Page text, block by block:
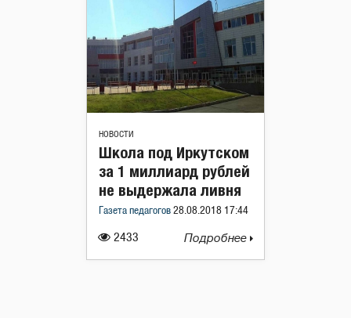
НОВОСТИ
2433
Школа под Иркутском
за 1 миллиард рублей
не выдержала ливня
Газета педагогов 28.08.2018 17:44
Подробнее